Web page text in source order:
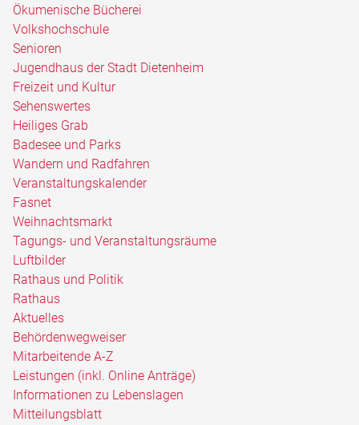
Ökumenische Bücherei
Volkshochschule
Senioren
Jugendhaus der Stadt Dietenheim
Freizeit und Kultur
Sehenswertes
Heiliges Grab
Badesee und Parks
Wandern und Radfahren
Veranstaltungskalender
Fasnet
Weihnachtsmarkt
Tagungs- und Veranstaltungsräume
Luftbilder
Rathaus und Politik
Rathaus
Aktuelles
Behördenwegweiser
Mitarbeitende A-Z
Leistungen (inkl. Online Anträge)
Informationen zu Lebenslagen
Mitteilungsblatt